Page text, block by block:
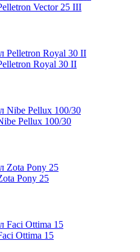
Vector 25 III
Royal 30 II
Pellux 100/30
Pony 25
Ottima 15